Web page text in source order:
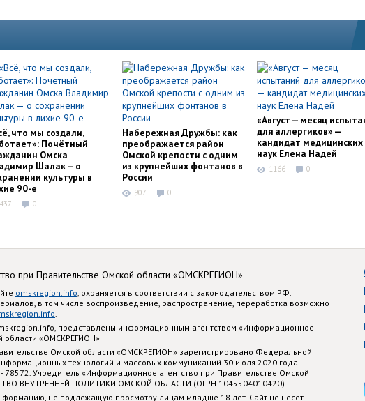
что мы создали,
Почётный
Омска
Шалак — о
культуры в
90-е
437 0
Набережная Дружбы: как
преображается район
Омской крепости с одним
из крупнейших фонтанов в
России
907 0
«Август — месяц
для аллергиков» —
кандидат медицинских
наук Елена Надей
1166 0
при Правительстве Омской области «ОМСКРЕГИОН»
omskregion.info , охраняется в соответствии с законодательством РФ.
в том числе воспроизведение, распространение, переработка возможно
представлены информационным агентством «Информационное
области «ОМСКРЕГИОН»
Омской области «ОМСКРЕГИОН» зарегистрировано Федеральной
технологий и массовых коммуникаций 30 июля 2020 года.
Учредитель «Информационное агентство при Правительстве Омской
ВНУТРЕННЕЙ ПОЛИТИКИ ОМСКОЙ ОБЛАСТИ (ОГРН 1045504010420)
не подлежащую просмотру лицам младше 18 лет. Сайт не несет